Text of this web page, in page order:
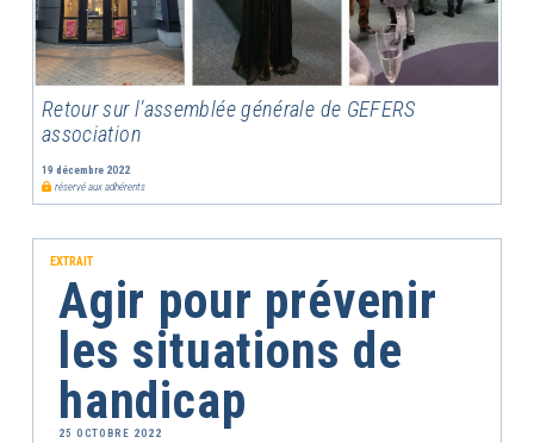
Retour sur l’assemblée générale de GEFERS
association
19 décembre 2022
réservé aux adhérents
EXTRAIT
Agir pour prévenir
les situations de
handicap
25 OCTOBRE 2022